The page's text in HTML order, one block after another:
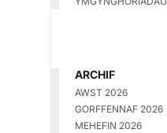
ARCHIF
AWST 2026
GORFFENNAF 2026
MEHEFIN 2026